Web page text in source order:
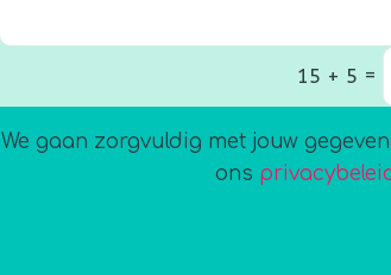
15 + 5 =
We gaan zorgvuldig met jouw
ons